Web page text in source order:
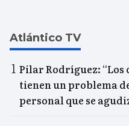
Atlántico TV
Pilar Rodríguez: “Los
tienen un problema
personal que se